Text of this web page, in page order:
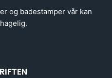
og badestamper vår kan